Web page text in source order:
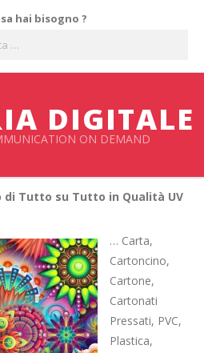
hai bisogno ?
DIGITALE
ON DEMAND
di Tutto su Tutto in Qualità UV
… Carta,
Cartoncino,
Cartone,
Cartonati
Pressati, PVC,
Plastica,